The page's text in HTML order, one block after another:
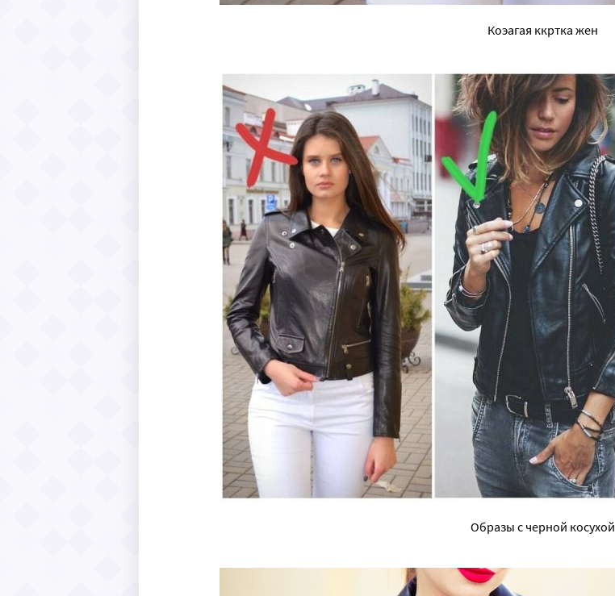
Коэагая ккртка жен
Образы с черной косухой